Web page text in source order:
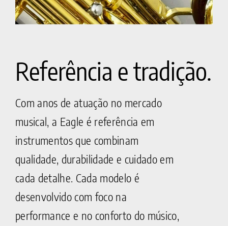
Referência e tradição.
Com anos de atuação no mercado
musical, a Eagle é referência em
instrumentos que combinam
qualidade, durabilidade e cuidado em
cada detalhe. Cada modelo é
desenvolvido com foco na
performance e no conforto do músico,